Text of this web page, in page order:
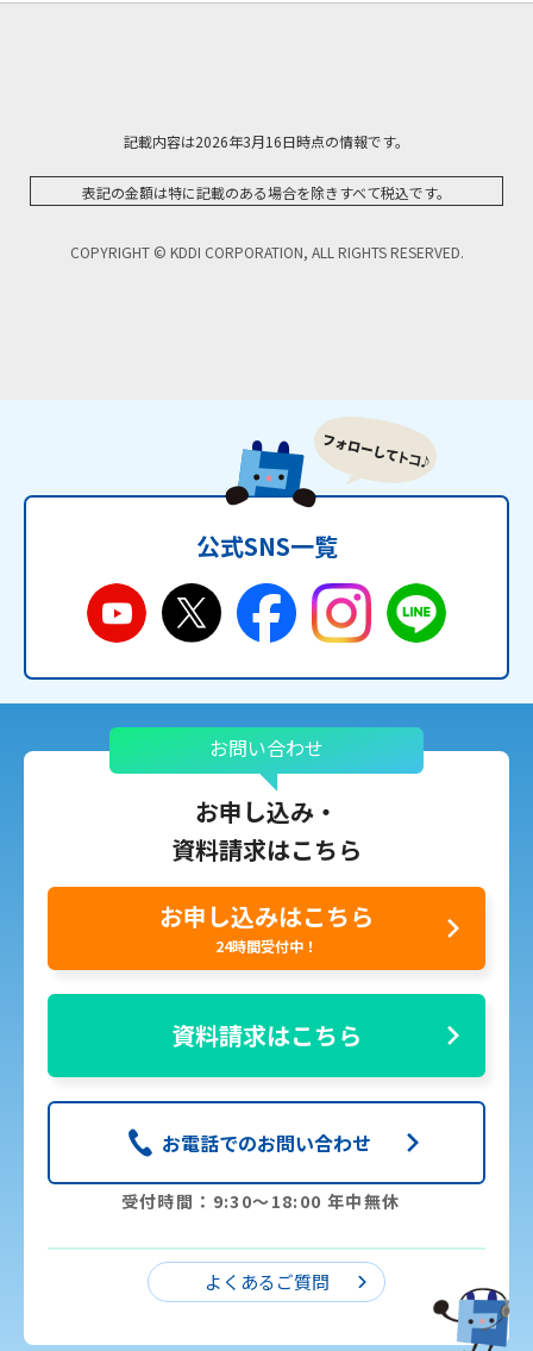
記載内容は2026年3月16日時点の情報です。
表記の金額は特に記載のある場合を除きすべて税込です。
COPYRIGHT © KDDI CORPORATION, ALL RIGHTS RESERVED.
公式SNS一覧
お問い合わせ
お申し込み・
資料請求はこちら
お申し込みはこちら
24時間受付中！
資料請求はこちら
お電話でのお問い合わせ
受付時間：9:30〜18:00 年中無休
よくあるご質問